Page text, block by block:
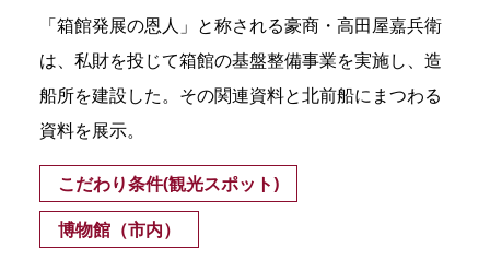
「箱館発展の恩人」と称される豪商・高田屋嘉兵衛
は、私財を投じて箱館の基盤整備事業を実施し、造
船所を建設した。その関連資料と北前船にまつわる
資料を展示。
こだわり条件(観光スポット)
博物館（市内）